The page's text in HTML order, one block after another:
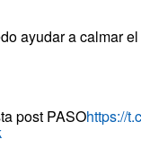
ayudar a calmar
post PASOhttps://